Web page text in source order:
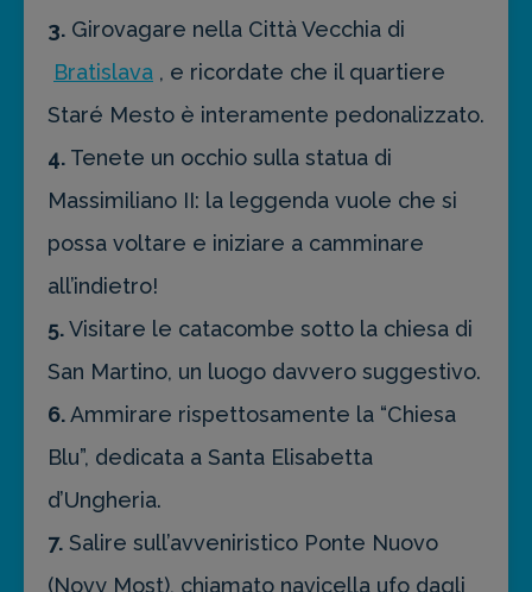
3. Girovagare nella Città Vecchia di
Bratislava , e ricordate che il quartiere
Staré Mesto è interamente pedonalizzato.
4. Tenete un occhio sulla statua di
Massimiliano II: la leggenda vuole che si
possa voltare e iniziare a camminare
all’indietro!
5.Visitare le catacombe sotto la chiesa di
San Martino, un luogo davvero suggestivo.
6.Ammirare rispettosamente la “Chiesa
Blu”, dedicata a Santa Elisabetta
d’Ungheria.
7. Salire sull’avveniristico Ponte Nuovo
(Novy Most), chiamato navicella ufo dagli